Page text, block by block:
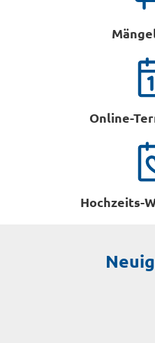
Online-
Hochzeits-